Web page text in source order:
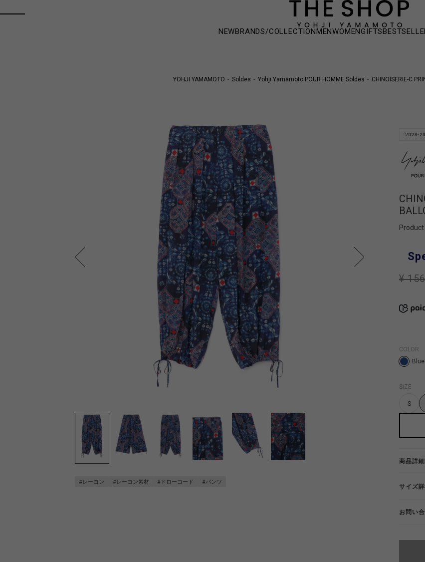
NEWBRANDS/COLLECTIONMENWOMENGIFTS
YOHJI YAMAMOTO Soldes Yohji Yamamoto POUR HOMME Soldes CHINOISERIE-C
#レーヨン #レーヨン素材 #ドローコード #パンツ
Product
¥
COLOR
Blue
SIZE
S
商品詳細
サイズ
お問い